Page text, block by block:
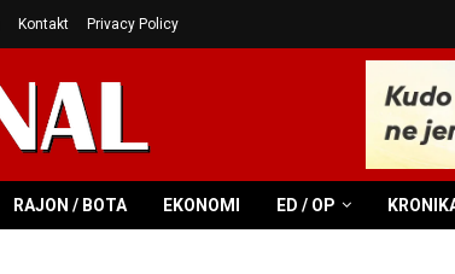
Kontakt Privacy Policy
RAJON / BOTA EKONOMI ED / OP